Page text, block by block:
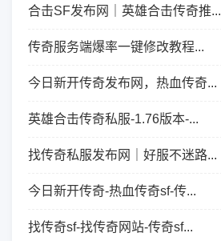
合击SF发布网｜英雄合击传奇推...
传奇服务端爆率一键修改教程...
今日新开传奇发布网，热血传奇...
英雄合击传奇私服-1.76版本-...
找传奇私服发布网｜好服不迷路...
今日新开传奇-热血传奇sf-传...
找传奇sf-找传奇网站-传奇sf...